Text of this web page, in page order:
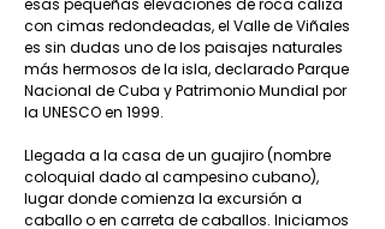
esas pequeñas elevaciones de roca caliza
con cimas redondeadas, el Valle de Viñales
es sin dudas uno de los paisajes naturales
más hermosos de la isla, declarado Parque
Nacional de Cuba y Patrimonio Mundial por
la UNESCO en 1999.
Llegada a la casa de un guajiro (nombre
coloquial dado al campesino cubano),
lugar donde comienza la excursión a
caballo o en carreta de caballos. Iniciamos